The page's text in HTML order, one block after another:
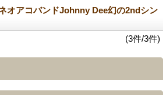
オアコバンドJohnny Dee幻の2ndシン
(3件/3件)